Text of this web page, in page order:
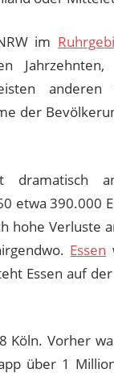
im
der
dramatisch
etwa 390.000
hohe Verluste
Essen
Essen auf der
Vorher
über 1